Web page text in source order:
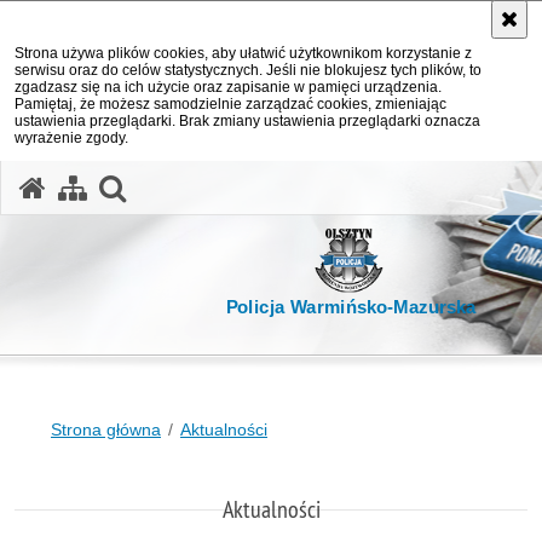
Strona używa plików cookies, aby ułatwić użytkownikom korzystanie z
serwisu oraz do celów statystycznych. Jeśli nie blokujesz tych plików, to
zgadzasz się na ich użycie oraz zapisanie w pamięci urządzenia.
Pamiętaj, że możesz samodzielnie zarządzać cookies, zmieniając
ustawienia przeglądarki. Brak zmiany ustawienia przeglądarki oznacza
wyrażenie zgody.
Policja Warmińsko-Mazurska
Strona główna Aktualności
Aktualności